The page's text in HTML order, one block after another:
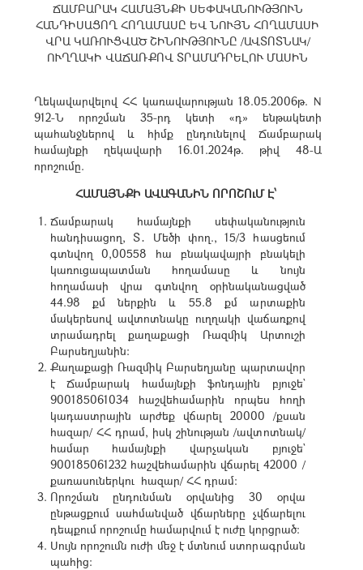
ՃԱՄԲԱՐԱԿ ՀԱՄԱՅՆՔԻ ՍԵՓԱԿԱՆՈՒԹՅՈՒՆ
ՀԱՆԴԻՍԱՑՈՂ ՀՈՂԱՄԱՍԸ ԵՎ ՆՈՒՅՆ ՀՈՂԱՄԱՍԻ
ՎՐԱ ԿԱՌՈՒՑՎԱԾ ՇԻՆՈՒԹՅՈՒՆԸ /ԱՎՏՈՏՆԱԿ/
ՈՒՂՂԱԿԻ ՎԱՃԱՌՔՈՎ ՏՐԱՄԱԴՐԵԼՈՒ ՄԱՍԻՆ
Ղեկավարվելով ՀՀ կառավարության 18.05.2006թ. N
912-Ն որոշման 35-րդ կետի «դ» ենթակետի
պահանջներով և հիմք ընդունելով Ճամբարակ
համայնքի ղեկավարի 16.01.2024թ. թիվ 48-Ա
որոշումը.
ՀԱՄԱՅՆՔԻ ԱՎԱԳԱՆԻՆ ՈՐՈՇՈւՄ Է՝
Ճամբարակ համայնքի սեփականություն
հանդիսացող, Տ․ Մեծի փող., 15/3 հասցեում
գտնվող 0,00558 հա բնակավայրի բնակելի
կառուցապատման հողամասը և նույն
հողամասի վրա գտնվող օրինականացված
44.98 քմ ներքին և 55.8 քմ արտաքին
մակերեսով ավտոտնակը ուղղակի վաճառքով
տրամադրել քաղաքացի Ռազմիկ Արտուշի
Բարսեղյանին:
Քաղաքացի Ռազմիկ Բարսեղյանը պարտավոր
է Ճամբարակ համայնքի ֆոնդային բյուջե`
900185061034 հաշվեհամարին որպես հողի
կադաստրային արժեք վճարել 20000 /քսան
հազար/ ՀՀ դրամ, իսկ շինության /ավտոտնակ/
համար համայնքի վարչական բյուջե`
900185061232 հաշվեհամարին վճարել 42000 /
քառասուներկու հազար/ ՀՀ դրամ:
Որոշման ընդունման օրվանից 30 օրվա
ընթացքում սահմանված վճարները չվճարելու
դեպքում որոշումը համարվում է ուժը կորցրած:
Սույն որոշումն ուժի մեջ է մտնում ստորագրման
պահից: